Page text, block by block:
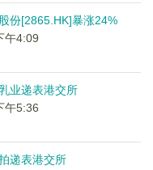
份[2865.HK]暴涨24%
午4:09
业递表港交所
午5:36
递表港交所